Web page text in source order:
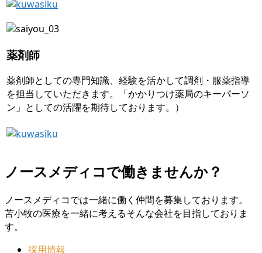
薬剤師
薬剤師としての専門知識、経験を活かして調剤・服薬指導
を担当していただきます。「かかりつけ薬局のキーパーソ
ン」としての活躍を期待しております。）
ノースメディコで働きませんか？
ノースメディコでは一緒に働く仲間を募集しております。
苫小牧の医療を一緒に考えるそんな会社を目指しておりま
す。
採用情報